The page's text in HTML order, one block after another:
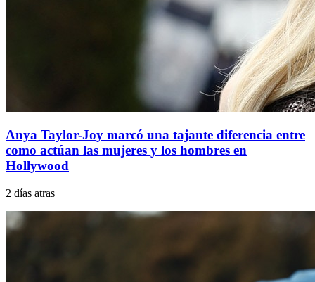
Anya Taylor-Joy marcó una tajante diferencia entre
como actúan las mujeres y los hombres en
Hollywood
2 días atras